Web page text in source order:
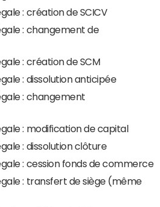
: création de SCICV
: changement de
: création de SCM
: dissolution anticipée
: changement
: modification de capital
: dissolution clôture
: cession fonds de commerce
: transfert de siège (même